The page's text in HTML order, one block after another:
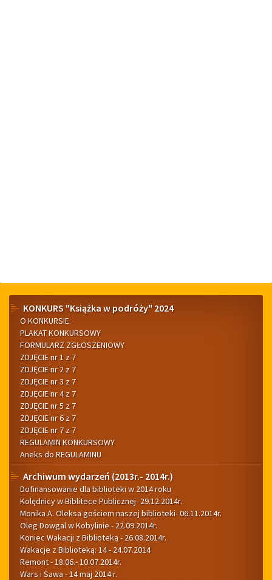
Menu
boczne
KONKURS "Książka w podróży" 2024
O KONKURSIE
PLAKAT KONKURSOWY
FORMULARZ ZGŁOSZENIOWY
ZDJĘCIE nr 1 z 7
ZDJĘCIE nr 2 z 7
ZDJĘCIE nr 3 z 7
ZDJĘCIE nr 4 z 7
ZDJĘCIE nr 5 z 7
ZDJĘCIE nr 6 z 7
ZDJĘCIE nr 7 z 7
REGULAMIN KONKURSOWY
Aneks do REGULAMINU
Archiwum wydarzeń (2013r.- 2014r.)
Dofinansowanie dla biblioteki w 2014 roku
Kolędnicy w Biblitece Publicznej- 29.12.2014r.
Monika A. Oleksa gościem naszej biblioteki- 06.11.2014r.
Oleg Dowgal w Kobylinie - 22.09.2014r.
Koniec Wakacji z Biblioteką - 26.08.2014r.
Wakacje z Biblioteką: 14 - 24.07.2014
Remont - 18.06.- 10.07.2014r.
Wars i Sawa - 14 maj 2014 r.